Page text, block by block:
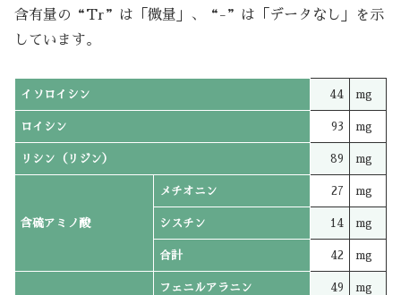
含有量の“Tr”は「微量」、“-”は「データなし」を示
しています。
イソロイシン 44 mg
ロイシン 93 mg
リシン（リジン） 89 mg
含硫アミノ酸
メチオニン 27 mg
シスチン 14 mg
合計 42 mg
フェニルアラニン 49 mg